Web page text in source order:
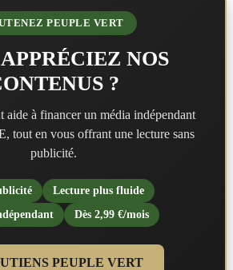
PEUPLE VERT
NOS
?
aide à financer un média indépendant
tout en vous offrant une lecture sans
publicité.
Lecture plus fluide
Dès 2,99 €/mois
PEUPLE VERT